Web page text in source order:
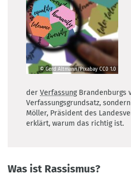
Gerd
Altmann/Pixabay
CC0
1.0
© Gerd Altmann/PixabayCC0 1.0
der VerfassungBrandenburgs
Verfassungsgrundsatz,
Möller, Präsident des
erklärt, warum das richtig ist.
Was ist Rassismus?